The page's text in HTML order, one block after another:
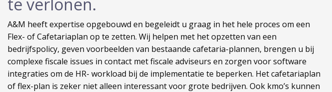
A&M heeft expertise opgebouwd en begeleidt u graag in het hele proces om een
Flex- of Cafetariaplan op te zetten. Wij helpen met het opzetten van een
bedrijfspolicy, geven voorbeelden van bestaande cafetaria-plannen, brengen u bij
complexe fiscale issues in contact met fiscale adviseurs en zorgen voor software
integraties om de HR- workload bij de implementatie te beperken. Het cafetariaplan
of flex-plan is zeker niet alleen interessant voor grote bedrijven. Ook kmo’s kunnen